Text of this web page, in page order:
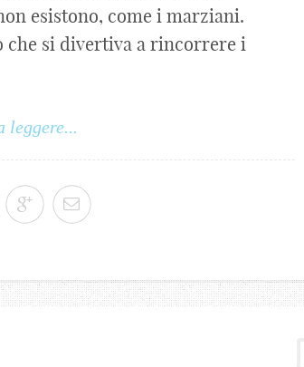
esistono, come i marziani.
si divertiva a rincorrere i
leggere...